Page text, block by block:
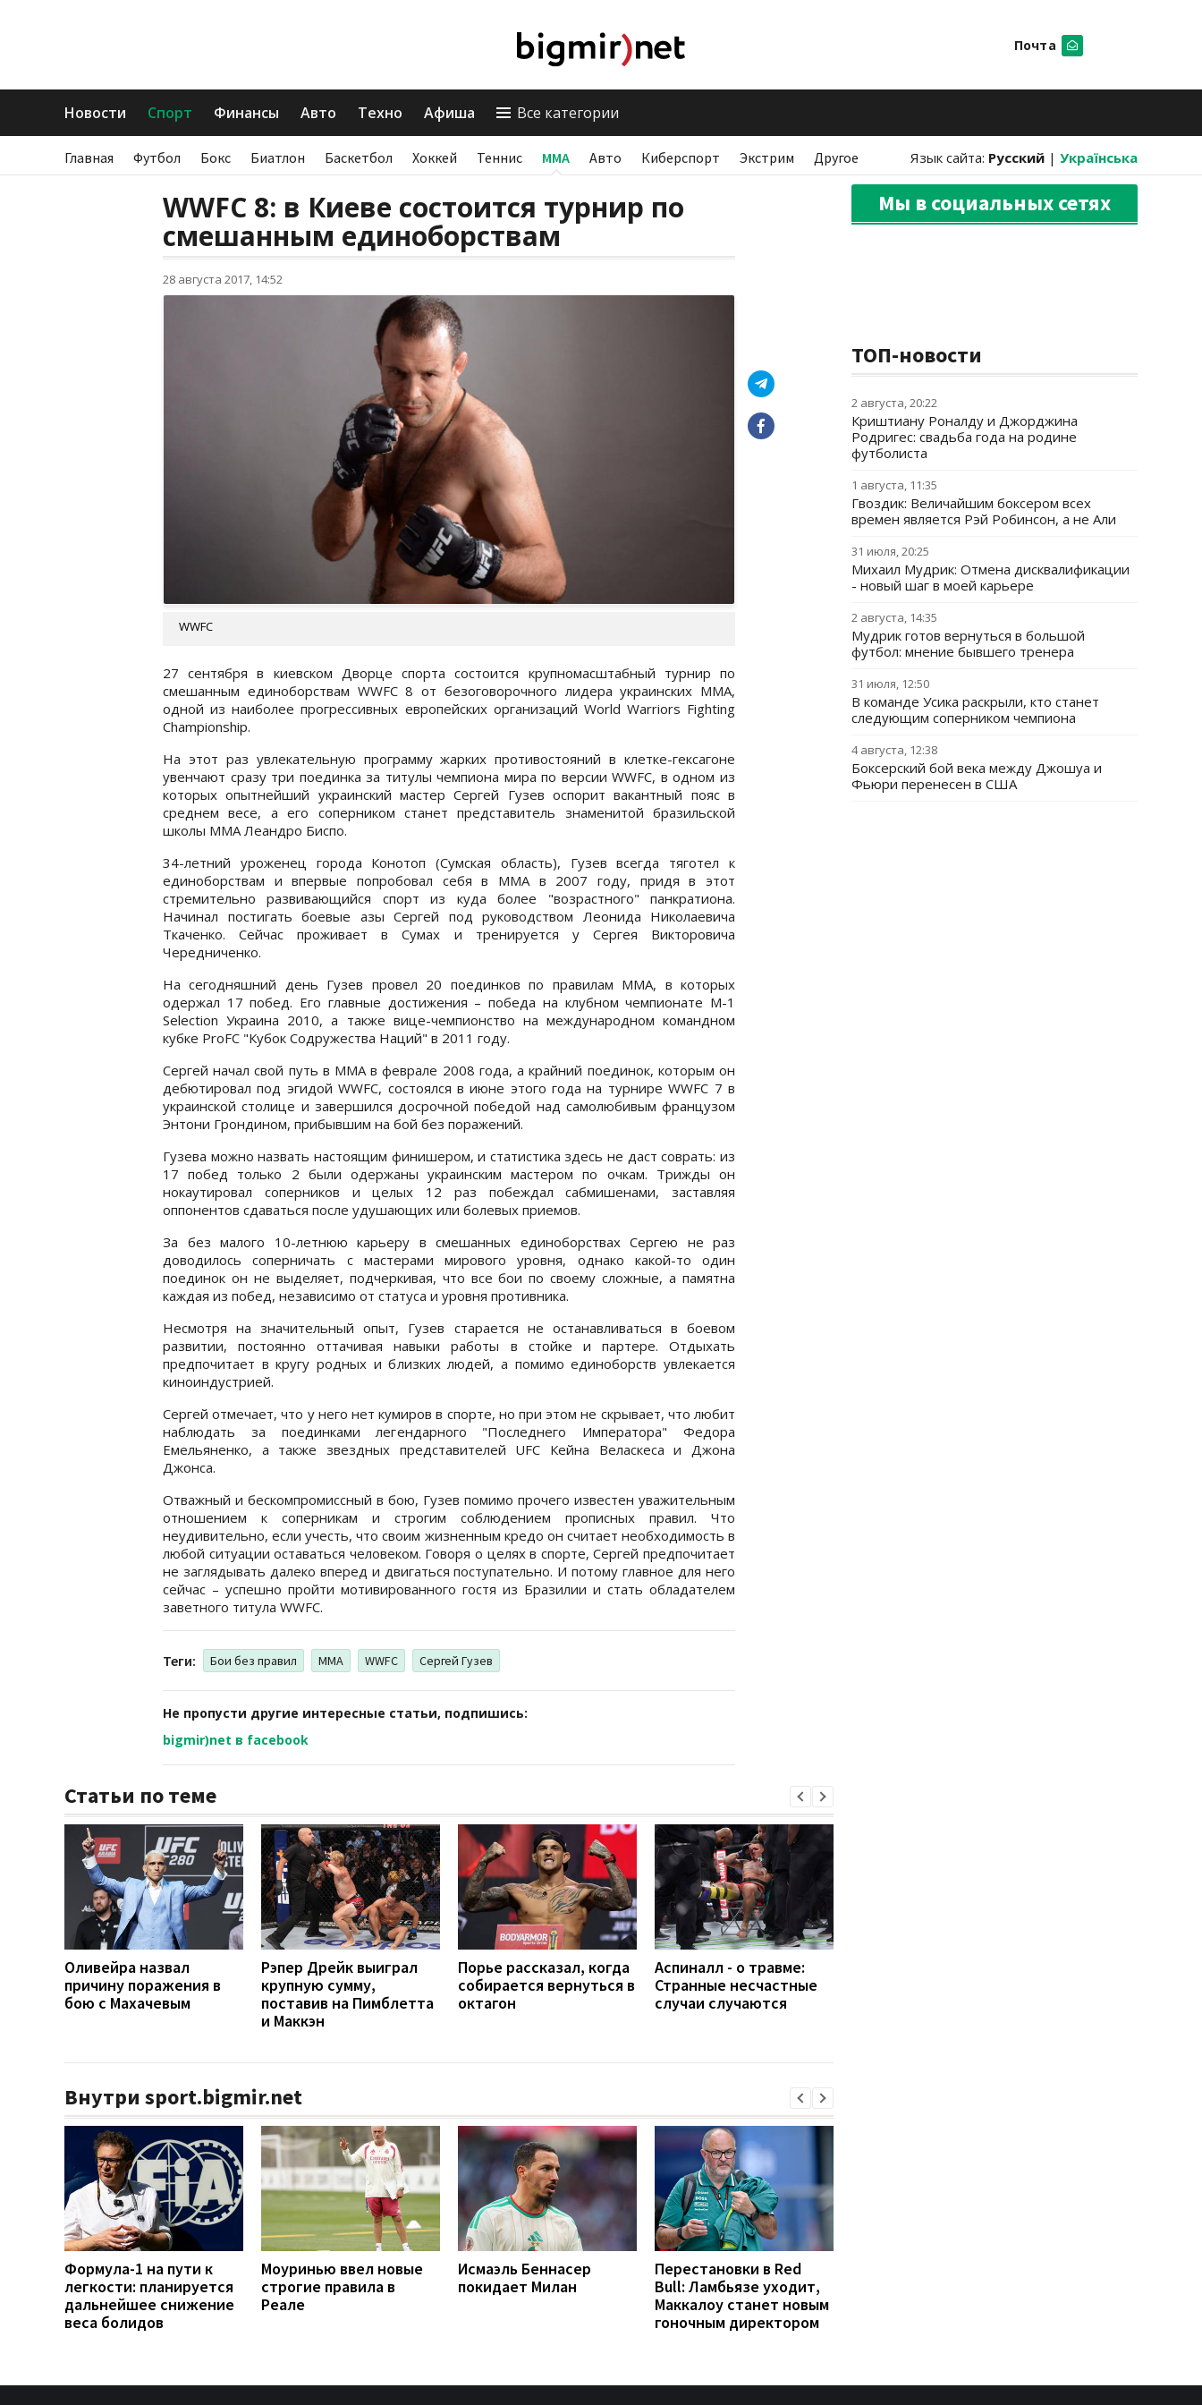
Почта
Новости Спорт Финансы Авто Техно Афиша Все категории
Главная Футбол Бокс Биатлон Баскетбол Хоккей Теннис ММА Авто Киберспорт Экстрим Другое Язык сайта: Русский | Українська
WWFC 8: в Киеве состоится турнир по
смешанным единоборствам
28 августа 2017, 14:52
WWFC
27 сентября в киевском Дворце спорта состоится крупномасштабный турнир по
смешанным единоборствам WWFC 8 от безоговорочного лидера украинских ММА,
одной из наиболее прогрессивных европейских организаций World Warriors Fighting
Championship.
На этот раз увлекательную программу жарких противостояний в клетке-гексагоне
увенчают сразу три поединка за титулы чемпиона мира по версии WWFC, в одном из
которых опытнейший украинский мастер Сергей Гузев оспорит вакантный пояс в
среднем весе, а его соперником станет представитель знаменитой бразильской
школы ММА Леандро Биспо.
34-летний уроженец города Конотоп (Сумская область), Гузев всегда тяготел к
единоборствам и впервые попробовал себя в ММА в 2007 году, придя в этот
стремительно развивающийся спорт из куда более "возрастного" панкратиона.
Начинал постигать боевые азы Сергей под руководством Леонида Николаевича
Ткаченко. Сейчас проживает в Сумах и тренируется у Сергея Викторовича
Чередниченко.
На сегодняшний день Гузев провел 20 поединков по правилам ММА, в которых
одержал 17 побед. Его главные достижения – победа на клубном чемпионате M-1
Selection Украина 2010, а также вице-чемпионство на международном командном
кубке ProFC "Кубок Содружества Наций" в 2011 году.
Сергей начал свой путь в ММА в феврале 2008 года, а крайний поединок, которым он
дебютировал под эгидой WWFC, состоялся в июне этого года на турнире WWFC 7 в
украинской столице и завершился досрочной победой над самолюбивым французом
Энтони Грондином, прибывшим на бой без поражений.
Гузева можно назвать настоящим финишером, и статистика здесь не даст соврать: из
17 побед только 2 были одержаны украинским мастером по очкам. Трижды он
нокаутировал соперников и целых 12 раз побеждал сабмишенами, заставляя
оппонентов сдаваться после удушающих или болевых приемов.
За без малого 10-летнюю карьеру в смешанных единоборствах Сергею не раз
доводилось соперничать с мастерами мирового уровня, однако какой-то один
поединок он не выделяет, подчеркивая, что все бои по своему сложные, а памятна
каждая из побед, независимо от статуса и уровня противника.
Несмотря на значительный опыт, Гузев старается не останавливаться в боевом
развитии, постоянно оттачивая навыки работы в стойке и партере. Отдыхать
предпочитает в кругу родных и близких людей, а помимо единоборств увлекается
киноиндустрией.
Сергей отмечает, что у него нет кумиров в спорте, но при этом не скрывает, что любит
наблюдать за поединками легендарного "Последнего Императора" Федора
Емельяненко, а также звездных представителей UFC Кейна Веласкеса и Джона
Джонса.
Отважный и бескомпромиссный в бою, Гузев помимо прочего известен уважительным
отношением к соперникам и строгим соблюдением прописных правил. Что
неудивительно, если учесть, что своим жизненным кредо он считает необходимость в
любой ситуации оставаться человеком. Говоря о целях в спорте, Сергей предпочитает
не заглядывать далеко вперед и двигаться поступательно. И потому главное для него
сейчас – успешно пройти мотивированного гостя из Бразилии и стать обладателем
заветного титула WWFC.
Теги: Бои без правил MMA WWFC Сергей Гузев
Не пропусти другие интересные статьи, подпишись:
bigmir)net в facebook
Статьи по теме
Оливейра назвал
причину поражения в
бою с Махачевым
Рэпер Дрейк выиграл
крупную сумму,
поставив на Пимблетта
и Маккэн
Порье рассказал, когда
собирается вернуться в
октагон
Аспиналл - о травме:
Странные несчастные
случаи случаются
Внутри sport.bigmir.net
Формула-1 на пути к
легкости: планируется
дальнейшее снижение
веса болидов
Моуринью ввел новые
строгие правила в
Реале
Исмаэль Беннасер
покидает Милан
Перестановки в Red
Bull: Ламбьязе уходит,
Маккалоу станет новым
гоночным директором
Мы в социальных сетях
ТОП-новости
2 августа, 20:22
Криштиану Роналду и Джорджина
Родригес: свадьба года на родине
футболиста
1 августа, 11:35
Гвоздик: Величайшим боксером всех
времен является Рэй Робинсон, а не Али
31 июля, 20:25
Михаил Мудрик: Отмена дисквалификации
- новый шаг в моей карьере
2 августа, 14:35
Мудрик готов вернуться в большой
футбол: мнение бывшего тренера
31 июля, 12:50
В команде Усика раскрыли, кто станет
следующим соперником чемпиона
4 августа, 12:38
Боксерский бой века между Джошуа и
Фьюри перенесен в США